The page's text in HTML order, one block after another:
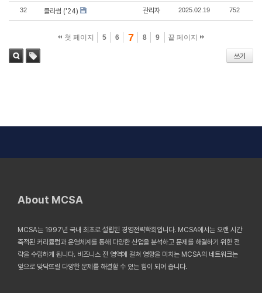
32 클라썸 ('24) 관리자 2025.02.19 752
첫 페이지 5 6 7 8 9 끝 페이지
쓰기
About MCSA
MCSA는 1997년 국내 최초로 설립된 경영전략학회입니다. MCSA에서는 오랜 시간
축적된 커리큘럼과 운영체계를 통해 다양한 산업을 분석하고 문제를 해결하기 위한 전
략을 수립하게 됩니다. 비즈니스 전 영역에 걸쳐 영향을 미치는 MCSA의 네트워크는
앞으로 맞닥뜨릴 다양한 문제를 해결할 수 있는 힘이 되어 줍니다.